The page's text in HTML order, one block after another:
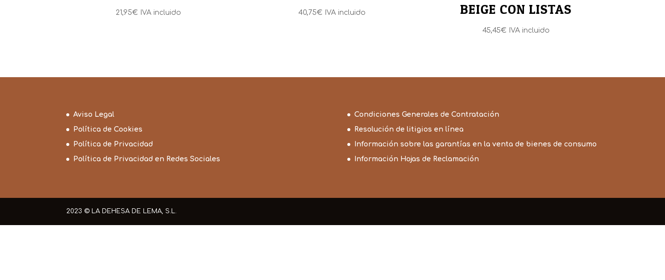
21,95€ IVA incluido 40,75€ IVA incluido
BEIGE CON LISTAS
45,45€ IVA incluido
Aviso Legal
Política de Cookies
Política de Privacidad
Política de Privacidad en Redes Sociales
Condiciones Generales de Contratación
Resolución de litigios en línea
Información sobre las garantías en la venta de bienes de consumo
Información Hojas de Reclamación
2023 © LA DEHESA DE LEMA, S.L.